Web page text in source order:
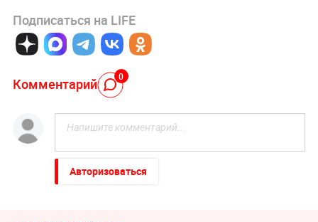
Подписаться на LIFE
Комментарий 0
Авторизоваться